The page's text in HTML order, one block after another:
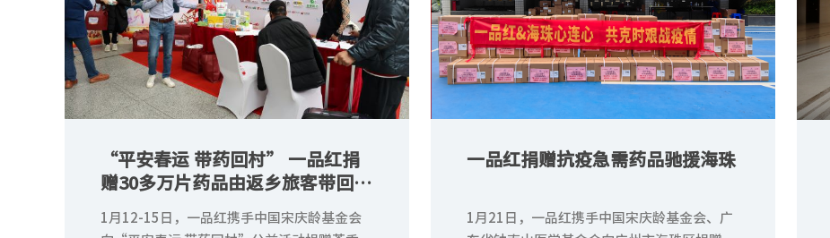
“平安春运 带药回村” 一品红捐
赠30多万片药品由返乡旅客带回
1月12-15日，一品红携手中国宋庆龄基金会
一品红捐赠抗疫急需药品驰援海珠
1月21日，一品红携手中国宋庆龄基金会、广